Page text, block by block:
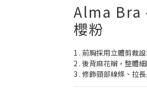
Alma Bra
櫻粉
1 . 前胸採用立體剪裁設
2 . 後背麻花辮，整體
3 . 修飾頸部線條、拉